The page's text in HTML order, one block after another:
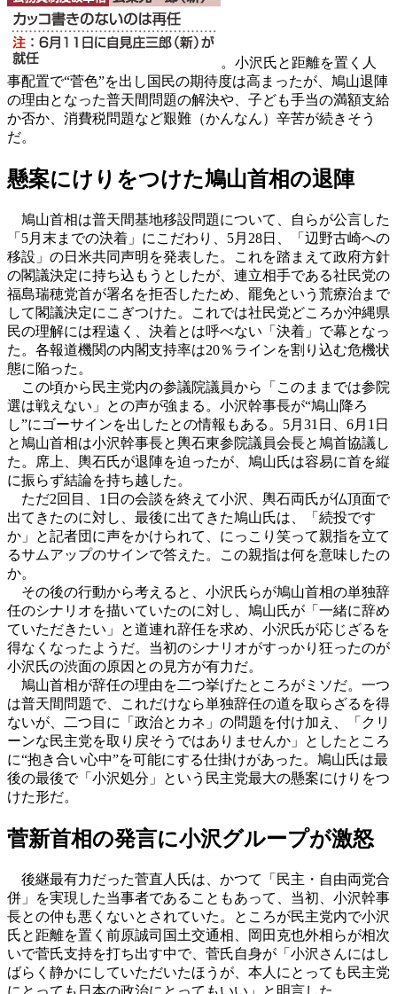
。小沢氏と距離を置く人
事配置で“菅色”を出し国民の期待度は高まったが、鳩山退陣
の理由となった普天間問題の解決や、子ども手当の満額支給
か否か、消費税問題など艱難（かんなん）辛苦が続きそう
だ。
懸案にけりをつけた鳩山首相の退陣
鳩山首相は普天間基地移設問題について、自らが公言した
「5月末までの決着」にこだわり、5月28日、「辺野古崎への
移設」の日米共同声明を発表した。これを踏まえて政府方針
の閣議決定に持ち込もうとしたが、連立相手である社民党の
福島瑞穂党首が署名を拒否したため、罷免という荒療治まで
して閣議決定にこぎつけた。これでは社民党どころか沖縄県
民の理解には程遠く、決着とは呼べない「決着」で幕となっ
た。各報道機関の内閣支持率は20％ラインを割り込む危機状
態に陥った。
この頃から民主党内の参議院議員から「このままでは参院
選は戦えない」との声が強まる。小沢幹事長が“鳩山降ろ
し”にゴーサインを出したとの情報もある。5月31日、6月1日
と鳩山首相は小沢幹事長と輿石東参院議員会長と鳩首協議し
た。席上、輿石氏が退陣を迫ったが、鳩山氏は容易に首を縦
に振らず結論を持ち越した。
ただ2回目、1日の会談を終えて小沢、輿石両氏が仏頂面で
出てきたのに対し、最後に出てきた鳩山氏は、「続投です
か」と記者団に声をかけられて、にっこり笑って親指を立て
るサムアップのサインで答えた。この親指は何を意味したの
か。
その後の行動から考えると、小沢氏らが鳩山首相の単独辞
任のシナリオを描いていたのに対し、鳩山氏が「一緒に辞め
ていただきたい」と道連れ辞任を求め、小沢氏が応じざるを
得なくなったようだ。当初のシナリオがすっかり狂ったのが
小沢氏の渋面の原因との見方が有力だ。
鳩山首相が辞任の理由を二つ挙げたところがミソだ。一つ
は普天間問題で、これだけなら単独辞任の道を取らざるを得
ないが、二つ目に「政治とカネ」の問題を付け加え、「クリ
ーンな民主党を取り戻そうではありませんか」としたところ
に“抱き合い心中”を可能にする仕掛けがあった。鳩山氏は最
後の最後で「小沢処分」という民主党最大の懸案にけりをつ
けた形だ。
菅新首相の発言に小沢グループが激怒
後継最有力だった菅直人氏は、かつて「民主・自由両党合
併」を実現した当事者であることもあって、当初、小沢幹事
長との仲も悪くないとされていた。ところが民主党内で小沢
氏と距離を置く前原誠司国土交通相、岡田克也外相らが相次
いで菅氏支持を打ち出す中で、菅氏自身が「小沢さんにはし
ばらく静かにしていただいたほうが、本人にとっても民主党
にとっても日本の政治にとってもいい」と明言した。